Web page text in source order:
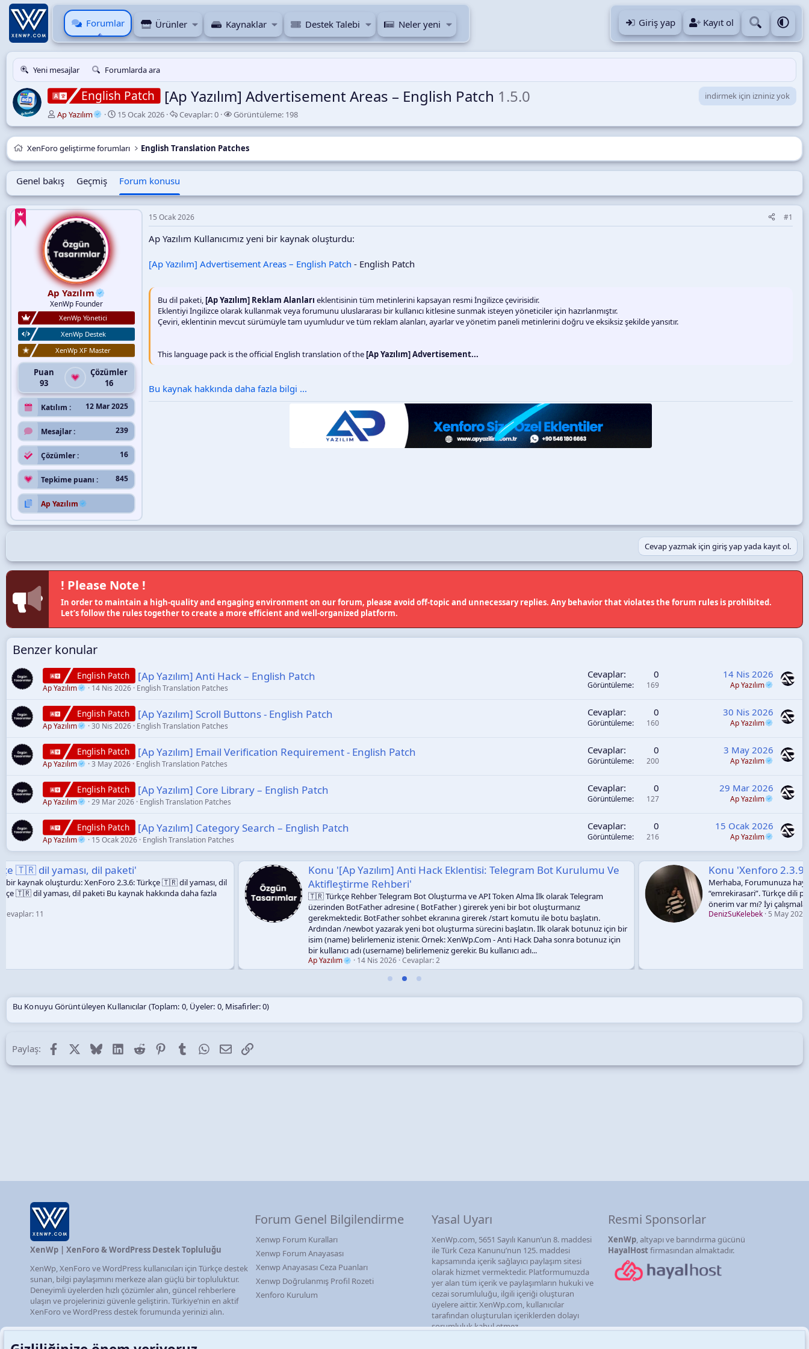
Forumlar Ürünler Kaynaklar Destek Talebi Neler yeni Giriş yap Kayıt ol
Yeni mesajlar Forumlarda ara
English Patch [Ap Yazılım] Advertisement Areas – English Patch 1.5.0
indirmek için izniniz yok
K
o
n
u
B
ş
l
a
t
n
Ap Yazılım
B
a
ş
l
g
ç
t
15 Ocak 2026 Cevaplar:C
e
v
a
0 Görüntüleme: G
ö
r
e
198
XenForo geliştirme forumları English Translation Patches
Genel bakış Geçmiş Forum konusu
Ap Yazılım
XenWp Founder
XenWp Yönetici
XenWp Destek
XenWp XF Master
Puan
93
Çözümler
16
Katılım 12 Mar 2025
Mesajlar 239
Çözümler 16
Tepkime puanı 845
Ap Yazılım
15 Ocak 2026 #1
Ap Yazılım Kullanıcımız yeni bir kaynak oluşturdu:
[Ap Yazılım] Advertisement Areas – English Patch - English Patch
Bu dil paketi, [Ap Yazılım] Reklam Alanları eklentisinin tüm metinlerini kapsayan resmi İngilizce çevirisidir.
Eklentiyi İngilizce olarak kullanmak veya forumunu uluslararası bir kullanıcı kitlesine sunmak isteyen yöneticiler için hazırlanmıştır.
Çeviri, eklentinin mevcut sürümüyle tam uyumludur ve tüm reklam alanları, ayarlar ve yönetim paneli metinlerini doğru ve eksiksiz şekilde yansıtır.
This language pack is the official English translation of the [Ap Yazılım] Advertisement...
Bu kaynak hakkında daha fazla bilgi ...
Cevap yazmak için giriş yap yada kayıt ol.
! Please Note !
In order to maintain a high-quality and engaging environment on our forum, please avoid off-topic and unnecessary replies. Any behavior that violates the forum rules is prohibited.
Let’s follow the rules together to create a more efficient and well-organized platform.
Benzer konular
English Patch [Ap Yazılım] Anti Hack – English Patch
Ap Yazılım 14 Nis 2026 English Translation Patches
Cevaplar 0
Görüntüleme 169
14 Nis 2026
Ap Yazılım
English Patch [Ap Yazılım] Scroll Buttons - English Patch
Ap Yazılım 30 Nis 2026 English Translation Patches
Cevaplar 0
Görüntüleme 160
30 Nis 2026
Ap Yazılım
English Patch [Ap Yazılım] Email Verification Requirement - English Patch
Ap Yazılım 3 May 2026 English Translation Patches
Cevaplar 0
Görüntüleme 200
3 May 2026
Ap Yazılım
English Patch [Ap Yazılım] Core Library – English Patch
Ap Yazılım 29 Mar 2026 English Translation Patches
Cevaplar 0
Görüntüleme 127
29 Mar 2026
Ap Yazılım
English Patch [Ap Yazılım] Category Search – English Patch
Ap Yazılım 15 Ocak 2026 English Translation Patches
Cevaplar 0
Görüntüleme 216
15 Ocak 2026
Ap Yazılım
Konu '[Ap Yazılım] Anti Hack Eklentisi: Telegram Bot Kurulumu Ve
Aktifleştirme Rehberi'
🇹🇷 Türkçe Rehber Telegram Bot Oluşturma ve API Token Alma İlk olarak Telegram
üzerinden BotFather adresine ( BotFather ) girerek yeni bir bot oluşturmanız
gerekmektedir. BotFather sohbet ekranına girerek /start komutu ile botu başlatın.
Ardından /newbot yazarak yeni bot oluşturma sürecini başlatın. İlk olarak botunuz için bir
isim (name) belirlemeniz istenir. Örnek: XenWp.Com - Anti Hack Daha sonra botunuz için
bir kullanıcı adı (username) belirlemeniz gerekir. Bu kullanıcı adı...
Konu 'Xenforo 2.3.9 Tema Önerisi'
Merhaba, Forumunuza hayran kaldım. R10’daki üyeliğimden geliyorum, nickim
“emrekirasari”. Türkçe dili paylaştığınız için ayrıca çok teşekkür ederim. 2.3.9 güzel Tema
önerim var mı? İyi çalışmalar dilerim. https://kiraguard.com/
DenizSuKelebek 5 May 2026
Bu Konuyu Görüntüleyen Kullanıcılar (Toplam: 0, Üyeler: 0, Misafirler: 0)
Paylaş: FacebookX (Twitter)
BlueskyLinkedIn
Reddit PinterestTumblr WhatsApp
E-postaLink
XenWp | XenForo & WordPress Destek Topluluğu
XenWp, XenForo ve WordPress kullanıcıları için Türkçe destek
sunan, bilgi paylaşımını merkeze alan güçlü bir topluluktur.
Deneyimli üyelerden hızlı çözümler alın, güncel rehberlere
ulaşın ve projelerinizi güvenle geliştirin. Türkiye’nin en aktif
XenForo ve WordPress destek forumunda yerinizi alın.
Forum Genel Bilgilendirme
Xenwp Forum Kuralları
Xenwp Forum Anayasası
Xenwp Anayasası Ceza Puanları
Xenwp Doğrulanmış Profil Rozeti
Xenforo Kurulum
Yasal Uyarı
XenWp.com, 5651 Sayılı Kanun’un 8. maddesi
ile Türk Ceza Kanunu’nun 125. maddesi
kapsamında içerik sağlayıcı paylaşım sitesi
olarak hizmet vermektedir. Platformumuzda
yer alan tüm içerik ve paylaşımların hukuki ve
cezai sorumluluğu, ilgili içeriği oluşturan
üyelere aittir. XenWp.com, kullanıcılar
tarafından oluşturulan içeriklerden dolayı
sorumluluk kabul etmez.
Resmi Sponsorlar
XenWp, altyapı ve barındırma gücünü
HayalHost firmasından almaktadır.